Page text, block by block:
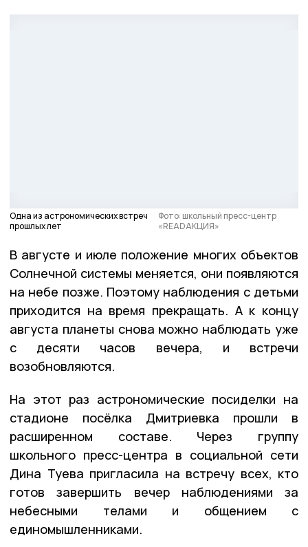
Одна из астрономических встреч
прошлых лет
Фото: школьный пресс-центр
«READАКЦИЯ»
В августе и июле положение многих объектов
Солнечной системы меняется, они появляются
на небе позже. Поэтому наблюдения с детьми
приходится на время прекращать. А к концу
августа планеты снова можно наблюдать уже
с десяти часов вечера, и встречи
возобновляются.
На этот раз астрономические посиделки на
стадионе посёлка Дмитриевка прошли в
расширенном составе. Через группу
школьного пресс-центра в социальной сети
Дина Туева пригласила на встречу всех, кто
готов завершить вечер наблюдениями за
небесными телами и общением с
единомышленниками.